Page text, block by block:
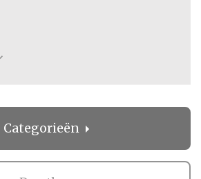
Categorieën